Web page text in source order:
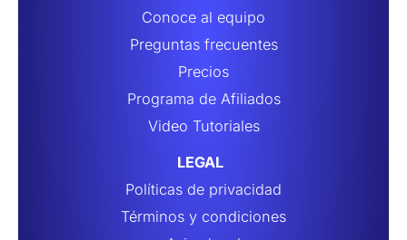
Conoce al equipo
Preguntas frecuentes
Precios
Programa de Afiliados
Video Tutoriales
LEGAL
Políticas de privacidad
Términos y condiciones